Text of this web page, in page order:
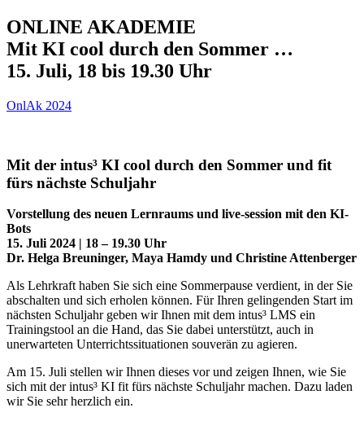
ONLINE AKADEMIE
Mit KI cool durch den Sommer …
15. Juli, 18 bis 19.30 Uhr
OnlAk 2024
Mit der intus³ KI cool durch den Sommer und fit
fürs nächste Schuljahr
Vorstellung des neuen Lernraums und live-session mit den KI-
Bots
15. Juli 2024 | 18 – 19.30 Uhr
Dr. Helga Breuninger, Maya Hamdy und Christine Attenberger
Als Lehrkraft haben Sie sich eine Sommerpause verdient, in der Sie
abschalten und sich erholen können. Für Ihren gelingenden Start im
nächsten Schuljahr geben wir Ihnen mit dem intus³ LMS ein
Trainingstool an die Hand, das Sie dabei unterstützt, auch in
unerwarteten Unterrichtssituationen souverän zu agieren.
Am 15. Juli stellen wir Ihnen dieses vor und zeigen Ihnen, wie Sie
sich mit der intus³ KI fit fürs nächste Schuljahr machen. Dazu laden
wir Sie sehr herzlich ein.